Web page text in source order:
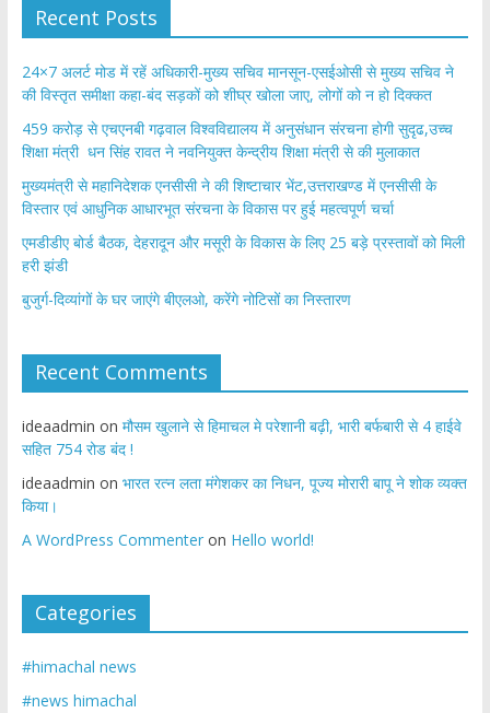
Recent Posts
24×7 अलर्ट मोड में रहें अधिकारी-मुख्य सचिव मानसून-एसईओसी से मुख्य सचिव ने
की विस्तृत समीक्षा कहा-बंद सड़कों को शीघ्र खोला जाए, लोगों को न हो दिक्कत
459 करोड़ से एचएनबी गढ़वाल विश्वविद्यालय में अनुसंधान संरचना होगी सुदृढ,उच्च
शिक्षा मंत्री धन सिंह रावत ने नवनियुक्त केन्द्रीय शिक्षा मंत्री से की मुलाकात
मुख्यमंत्री से महानिदेशक एनसीसी ने की शिष्टाचार भेंट,उत्तराखण्ड में एनसीसी के
विस्तार एवं आधुनिक आधारभूत संरचना के विकास पर हुई महत्वपूर्ण चर्चा
एमडीडीए बोर्ड बैठक, देहरादून और मसूरी के विकास के लिए 25 बड़े प्रस्तावों को मिली
हरी झंडी
बुजुर्ग-दिव्यांगों के घर जाएंगे बीएलओ, करेंगे नोटिसों का निस्तारण
Recent Comments
ideaadmin on मौसम खुलाने से हिमाचल मे परेशानी बढ़ी, भारी बर्फबारी से 4 हाईवे
सहित 754 रोड बंद !
ideaadmin on भारत रत्न लता मंगेशकर का निधन, पूज्य मोरारी बापू ने शोक व्यक्त
किया।
A WordPress Commenteron Hello world!
Categories
#himachal news
#news himachal